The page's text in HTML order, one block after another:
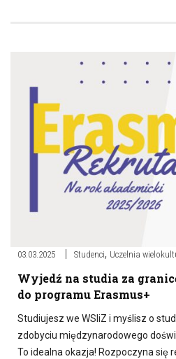
03.03.2025 Studenci, Uczelnia
Wyjedź na studia za
do programu Erasmus+
Studiujesz we WSIiZ i myślisz o
zdobyciu międzynarodowego
To idealna okazja! Rozpoczyna się